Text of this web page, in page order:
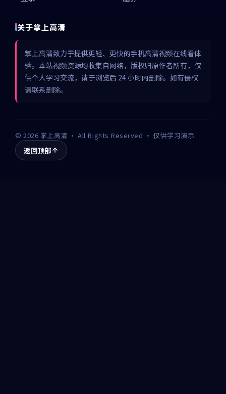
关于掌上高清
掌上高清致力于提供更轻、更快的手机高清视频在线看体
验。本站视频资源均收集自网络，版权归原作者所有，仅
供个人学习交流，请于浏览后 24 小时内删除。如有侵权
请联系删除。
©2026 掌上高清 · All Rights Reserved · 仅供学习演示
返回顶部